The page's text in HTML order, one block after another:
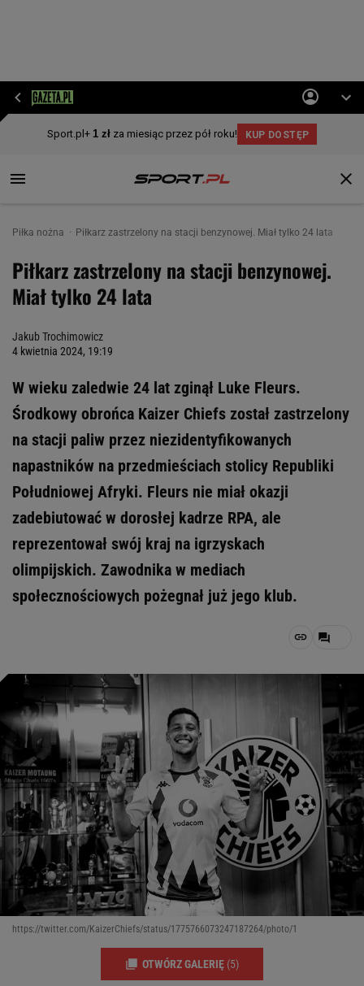
Piłka nożna Piłkarz zastrzelony na stacji benzynowej. Miał tylko 24 lata
Piłkarz zastrzelony na stacji benzynowej.
Miał tylko 24 lata
Jakub Trochimowicz
4 kwietnia 2024, 19:19
W wieku zaledwie 24 lat zginął Luke Fleurs.
Środkowy obrońca Kaizer Chiefs został zastrzelony
na stacji paliw przez niezidentyfikowanych
napastników na przedmieściach stolicy Republiki
Południowej Afryki. Fleurs nie miał okazji
zadebiutować w dorosłej kadrze RPA, ale
reprezentował swój kraj na igrzyskach
olimpijskich. Zawodnika w mediach
społecznościowych pożegnał już jego klub.
https://twitter.com/KaizerChiefs/status/1775766073247187264/photo/1
OTWÓRZ GALERIĘ (5)